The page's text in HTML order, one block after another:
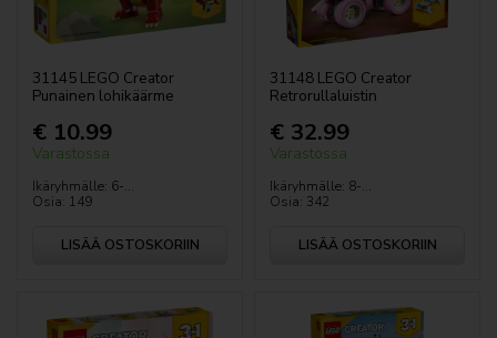
31145 LEGO Creator
Punainen lohikäärme
€ 10.99
Varastossa
Ikäryhmälle: 6-...
Osia: 149
LISÄÄ OSTOSKORIIN
31148 LEGO Creator
Retrorullaluistin
€ 32.99
Varastossa
Ikäryhmälle: 8-...
Osia: 342
LISÄÄ OSTOSKORIIN